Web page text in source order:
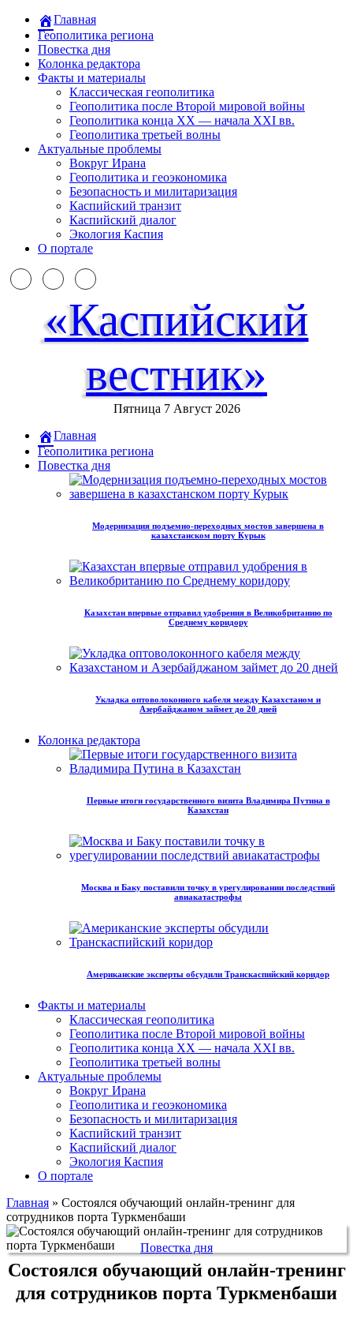
Главная
Геополитика региона
Повестка дня
Колонка редактора
Факты и материалы
Классическая геополитика
Геополитика после Второй мировой войны
Геополитика конца XX — начала XXI вв.
Геополитика третьей волны
Актуальные проблемы
Вокруг Ирана
Геополитика и геоэкономика
Безопасность и милитаризация
Каспийский транзит
Каспийский диалог
Экология Каспия
О портале
«Каспийский
вестник»
Пятница 7 Август 2026
Главная
Геополитика региона
Повестка дня
Модернизация подъемно-переходных мостов завершена в
казахстанском порту Курык
Казахстан впервые отправил удобрения в Великобританию по
Среднему коридору
Укладка оптоволоконного кабеля между Казахстаном и
Азербайджаном займет до 20 дней
Колонка редактора
Первые итоги государственного визита Владимира Путина в
Казахстан
Москва и Баку поставили точку в урегулировании последствий
авиакатастрофы
Американские эксперты обсудили Транскаспийский коридор
Факты и материалы
Классическая геополитика
Геополитика после Второй мировой войны
Геополитика конца XX — начала XXI вв.
Геополитика третьей волны
Актуальные проблемы
Вокруг Ирана
Геополитика и геоэкономика
Безопасность и милитаризация
Каспийский транзит
Каспийский диалог
Экология Каспия
О портале
Главная » Состоялся обучающий онлайн-тренинг для
сотрудников порта Туркменбаши
Повестка дня
Состоялся обучающий онлайн-тренинг
для сотрудников порта Туркменбаши